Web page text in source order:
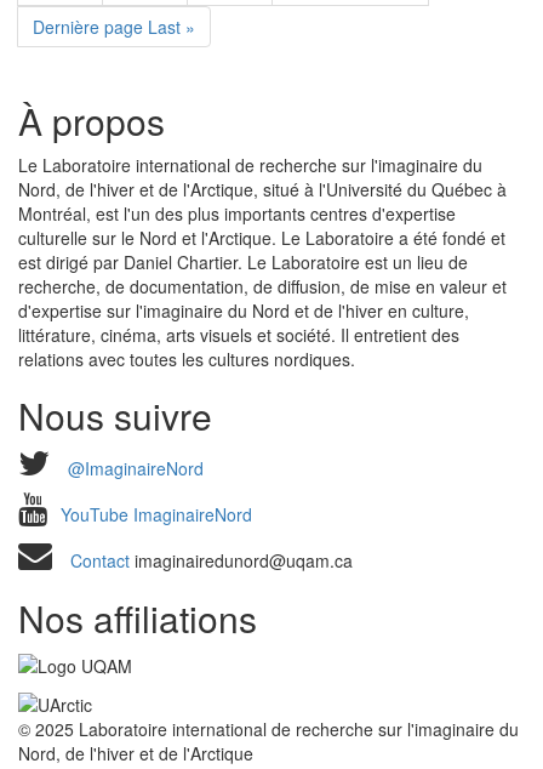
Dernière page Last »
À propos
Le Laboratoire international de recherche sur l'imaginaire du
Nord, de l'hiver et de l'Arctique, situé à l'Université du Québec à
Montréal, est l'un des plus importants centres d'expertise
culturelle sur le Nord et l'Arctique. Le Laboratoire a été fondé et
est dirigé par Daniel Chartier. Le Laboratoire est un lieu de
recherche, de documentation, de diffusion, de mise en valeur et
d'expertise sur l'imaginaire du Nord et de l'hiver en culture,
littérature, cinéma, arts visuels et société. Il entretient des
relations avec toutes les cultures nordiques.
Nous suivre
@ImaginaireNord
YouTube ImaginaireNord
Contact imaginairedunord@uqam.ca
Nos affiliations
© 2025 Laboratoire international de recherche sur l'imaginaire du
Nord, de l'hiver et de l'Arctique